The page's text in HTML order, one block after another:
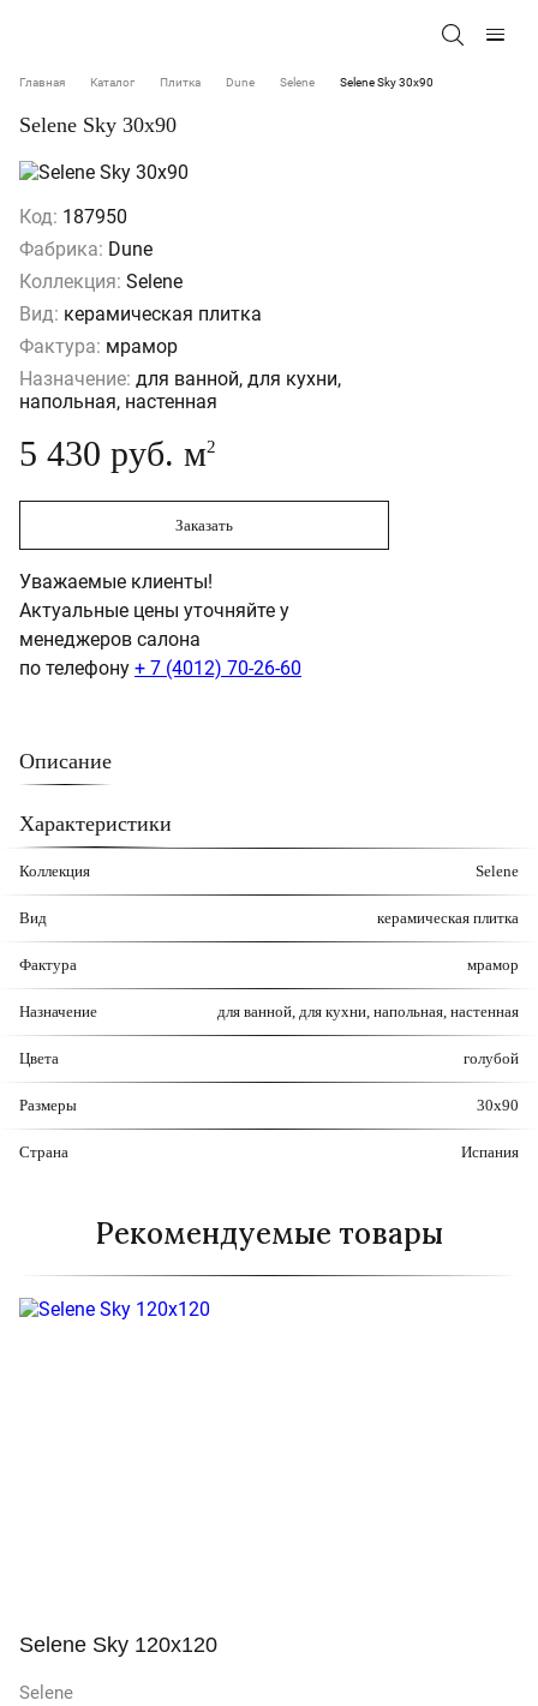
Главная Каталог Плитка Dune Selene Selene Sky 30x90
Selene Sky 30x90
Код: 187950
Фабрика: Dune
Коллекция: Selene
Вид: керамическая плитка
Фактура: мрамор
Назначение: для ванной, для кухни,
напольная, настенная
5 430 руб. м2
Заказать
Уважаемые клиенты!
Актуальные цены уточняйте у
менеджеров салона
по телефону + 7 (4012) 70-26-60
Описание
Характеристики
Коллекция Selene
Вид керамическая плитка
Фактура мрамор
Назначение для ванной, для кухни, напольная, настенная
Цвета голубой
Размеры 30x90
Страна Испания
Рекомендуемые товары
Selene Sky 120x120
Selene